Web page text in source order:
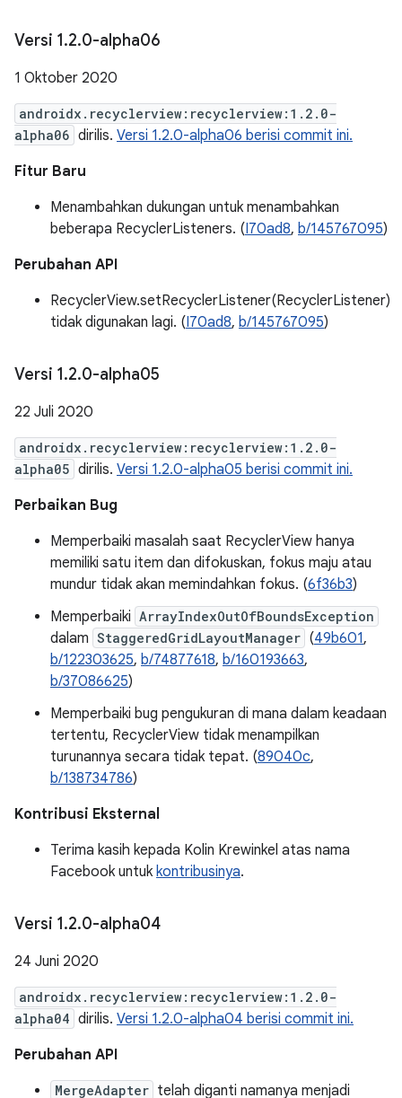
Versi 1.2.0-alpha06
1 Oktober 2020
androidx.recyclerview:recyclerview:1.2.0-
alpha06 dirilis. Versi 1.2.0-alpha06 berisi commit ini.
Fitur Baru
Menambahkan dukungan untuk menambahkan
beberapa RecyclerListeners. (I70ad8, b/145767095)
Perubahan API
RecyclerView.setRecyclerListener(RecyclerListener)
tidak digunakan lagi. (I70ad8, b/145767095)
Versi 1.2.0-alpha05
22 Juli 2020
androidx.recyclerview:recyclerview:1.2.0-
alpha05 dirilis. Versi 1.2.0-alpha05 berisi commit ini.
Perbaikan Bug
Memperbaiki masalah saat RecyclerView hanya
memiliki satu item dan difokuskan, fokus maju atau
mundur tidak akan memindahkan fokus. (6f36b3)
Memperbaiki ArrayIndexOutOfBoundsException
dalam StaggeredGridLayoutManager (49b601,
b/122303625, b/74877618, b/160193663,
b/37086625)
Memperbaiki bug pengukuran di mana dalam keadaan
tertentu, RecyclerView tidak menampilkan
turunannya secara tidak tepat. (89040c,
b/138734786)
Kontribusi Eksternal
Terima kasih kepada Kolin Krewinkel atas nama
Facebook untuk kontribusinya.
Versi 1.2.0-alpha04
24 Juni 2020
androidx.recyclerview:recyclerview:1.2.0-
alpha04 dirilis. Versi 1.2.0-alpha04 berisi commit ini.
Perubahan API
MergeAdapter telah diganti namanya menjadi